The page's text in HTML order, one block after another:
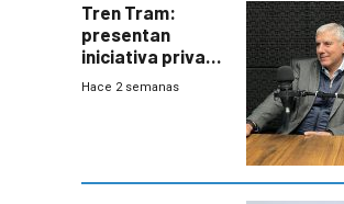
Tren Tram:
presentan
iniciativa privada
para una red de
Hace 2 semanas